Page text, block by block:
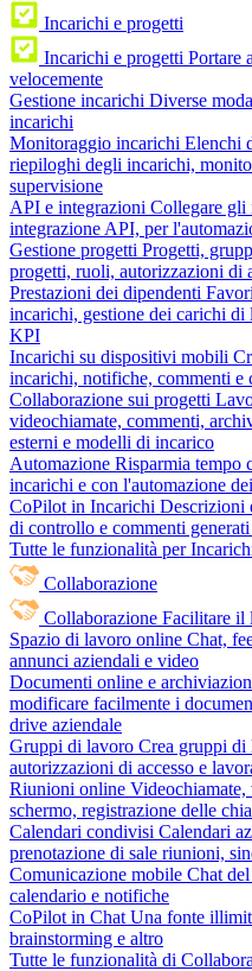
Incarichi e progetti
Incarichi e progetti Portare
velocemente
Gestione incarichi Diverse
incarichi
Monitoraggio incarichi Elenchi
riepiloghi degli incarichi,
supervisione
API e integrazioni Collegare gli
integrazione API, per
Gestione progetti Progetti,
progetti, ruoli, autorizzazioni di
Prestazioni dei dipendenti
incarichi, gestione dei carichi
KPI
Incarichi su dispositivi mobili
incarichi, notifiche, commenti e
Collaborazione sui progetti
videochiamate, commenti,
esterni e modelli di incarico
Automazione Risparmia tempo
incarichi e con l'automazione
CoPilot in Incarichi Descrizioni
di controllo e commenti
Tutte le funzionalità per
Collaborazione
Collaborazione Facilitare il
Spazio di lavoro online Chat,
annunci aziendali e video
Documenti online e
modificare facilmente i
drive aziendale
Gruppi di lavoro Crea gruppi di
autorizzazioni di accesso e
Riunioni online
schermo, registrazione delle
Calendari condivisi Calendari
prenotazione di sale riunioni,
Comunicazione mobile Chat
calendario e notifiche
CoPilot in Chat Una fonte
brainstorming e altro
Tutte le funzionalità di